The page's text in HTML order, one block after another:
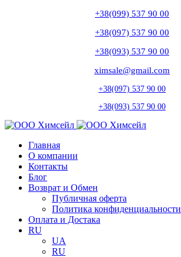
+38(099) 537 90 00
+38(097) 537 90 00
+38(093) 537 90 00
ximsale@gmail.com
+38(097) 537 90 00
+38(093) 537 90 00
Главная
О компании
Контакты
Блог
Возврат и Обмен
Публичная оферта
Политика конфиденциальности
Оплата и Достака
RU
UA
RU